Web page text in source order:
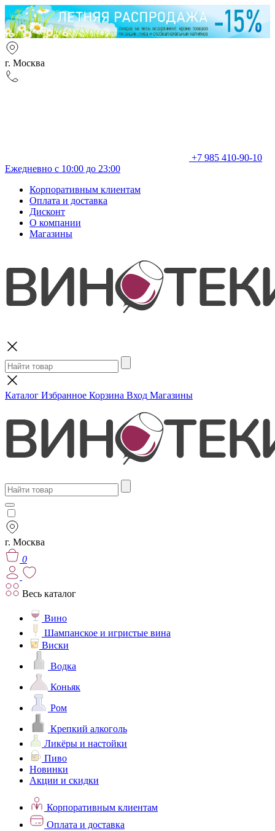
г. Москва
+7 985 410-90-10
Ежедневно с 10:00 до 23:00
Корпоративным клиентам
Оплата и доставка
Дисконт
О компании
Магазины
Каталог Избранное Корзина Вход Магазины
г. Москва
0
Весь каталог
Вино
Шампанское и игристые вина
Виски
Водка
Коньяк
Ром
Крепкий алкоголь
Ликёры и настойки
Пиво
Новинки
Акции и скидки
Корпоративным клиентам
Оплата и доставка